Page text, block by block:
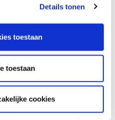
Details tonen
toestaan
toestaan
cookies
u zelf voor